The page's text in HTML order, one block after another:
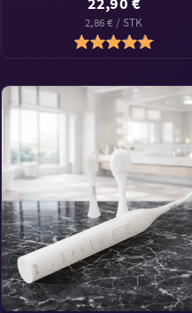
2,86 € / STK